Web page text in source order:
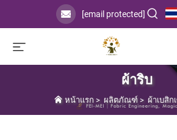
[email protected]
ผ้าริบ
หน้าแรก > ผลิตภัณฑ์ > ผ้าเบสิก